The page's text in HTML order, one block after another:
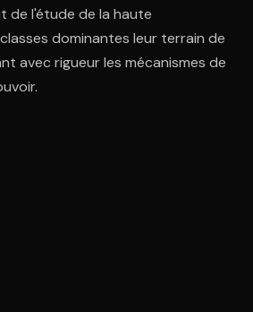
de l'étude de la haute
dominantes leur terrain de
avec rigueur les mécanismes de